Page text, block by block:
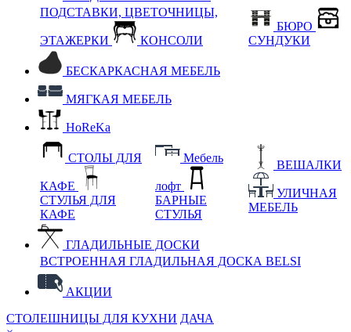
ПОДСТАВКИ, ЦВЕТОЧНИЦЫ,
ЭТАЖЕРКИ КОНСОЛИ
БЮРО
СУНДУКИ
БЕСКАРКАСНАЯ МЕБЕЛЬ
МЯГКАЯ МЕБЕЛЬ
HoReKa
СТОЛЫ ДЛЯ
КАФЕ
СТУЛЬЯ ДЛЯ
КАФЕ
Мебель
лофт
БАРНЫЕ
СТУЛЬЯ
ВЕШАЛКИ
УЛИЧНАЯ
МЕБЕЛЬ
ГЛАДИЛЬНЫЕ ДОСКИ
ВСТРОЕННАЯ ГЛАДИЛЬНАЯ ДОСКА BELSI
АКЦИИ
СТОЛЕШНИЦЫ ДЛЯ КУХНИ ДАЧА